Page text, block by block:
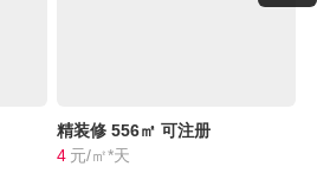
精装修 556㎡ 可注册
4 元/㎡*天